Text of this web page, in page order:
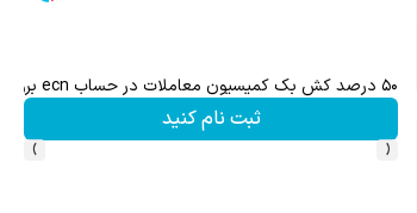
۵۰ درصد کش بک کمیسیون معاملات در حساب ecn بروکر اینوسلو
ثبت نام کنید
‹
›